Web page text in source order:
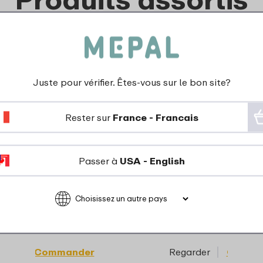
bébé Mepal
pcs - Deep turquoise
Commander
Assiette
Regarder
Juste pour vérifier. Êtes-vous sur le bon site?
Rester sur France - Francais
Passer à USA - English